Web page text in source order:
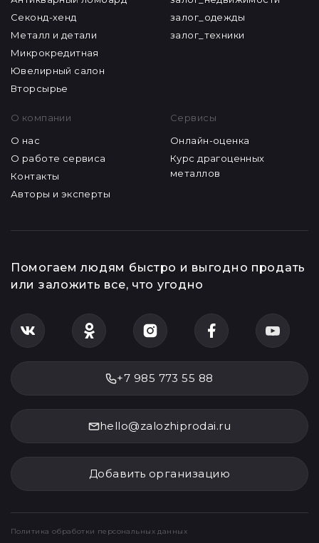
Комиссионный магазин
Скупка
Автоломбард
Ювелирный ломбард
Антикварный ломбард
Секонд-хенд
Металл и детали
Вторсырье
proЗалоги
стоп_обман
ZaОтветы
залог_техники
О компании
Авторы и эксперты
Помогаем людям быстро и выгодно продать
или заложить все, что угодно
+7 985 773 55 88